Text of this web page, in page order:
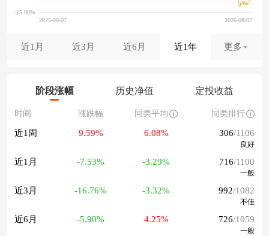
近1月 近3月 近6月 近1年 更多
阶段涨幅 历史净值 定投收益
时间 涨跌幅 同类平均 同类排行
近1周 9.59% 6.08% 306/1106
良好
近1月 -7.53% -3.29% 716/1100
一般
近3月 -16.76% -3.32% 992/1082
不佳
近6月 -5.90% 4.25% 726/1059
一般